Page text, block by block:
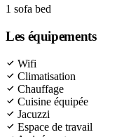
1 sofa bed
Les équipements
Wifi
Climatisation
Chauffage
Cuisine équipée
Jacuzzi
Espace de travail